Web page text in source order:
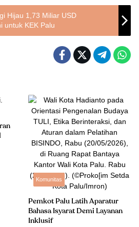
Hijau 1,73 Miliar USD
untuk KEK Palu
Komunitas
Pemkot Palu Latih Aparatur
Bahasa Isyarat Demi Layanan
Inklusif